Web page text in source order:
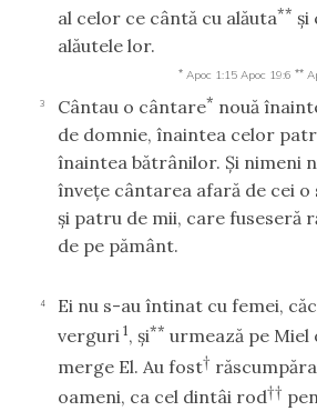
al celor ce cântă cu alăuta** şi
alăutele lor.
* Apoc 1:15 Apoc 19:6 **
3 Cântau o cântare* nouă
de domnie, înaintea celor
înaintea bătrânilor. Şi nimeni
înveţe cântarea afară de cei
şi patru de mii, care fuseseră
de pe pământ.
4 Ei nu s-au întinat cu femei,
verguri1, şi** urmează pe Miel
merge El. Au fost†
oameni, ca cel dintâi rod††